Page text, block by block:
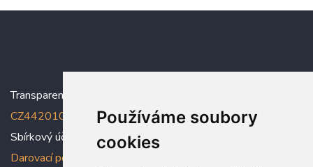
Používáme soubory
cookies
Transparentní účet:
CZ4420100000005005005006
Sbírkový účet: 5005005022/2010
Darovací podmínky